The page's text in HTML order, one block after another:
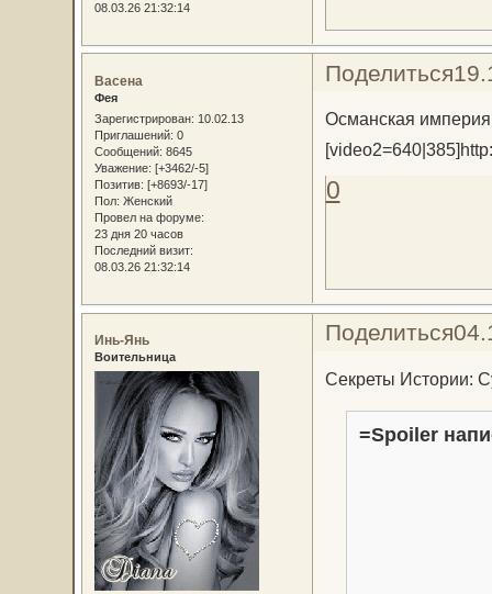
08.03.26 21:32:14
Поделиться
Васена
Фея
Зарегистрирован: 10.02.13
Приглашений: 0
Сообщений: 8645
Уважение: [+3462/-5]
Позитив: [+8693/-17]
Пол: Женский
Провел на форуме:
23 дня 20 часов
Последний визит:
08.03.26 21:32:14
Османская
0
Поделиться
Инь-Янь
Воительница
Секреты Истории:
=Spoiler